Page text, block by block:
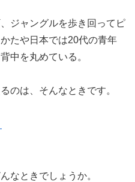
ジャングルを歩き回ってピ
たや日本では20代の青年
中を丸めている。
のは、そんなときです。
なときでしょうか。